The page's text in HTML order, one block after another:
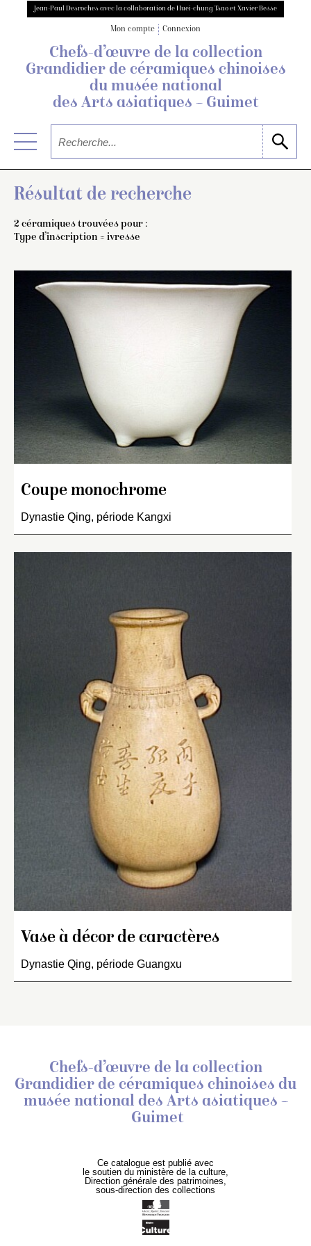
Jean-Paul Desroches avec la collaboration de Huei-chung Tsao et Xavier Besse
Mon compte Connexion
Chefs-d’œuvre de la collection
Grandidierde céramiques chinoises
du musée national
des Arts asiatiques – Guimet
Résultat de recherche
2 céramiques trouvées pour :
Type d’inscription = ivresse
Coupe monochrome
Dynastie Qing, période Kangxi
Vase à décor de caractères
Dynastie Qing, période Guangxu
Chefs-d’œuvre de la collection
Grandidier de céramiques chinoises du
musée national des Arts asiatiques –
Guimet
Ce catalogue est publié avec
le soutien du ministère de la culture,
Direction générale des patrimoines,
sous-direction des collections